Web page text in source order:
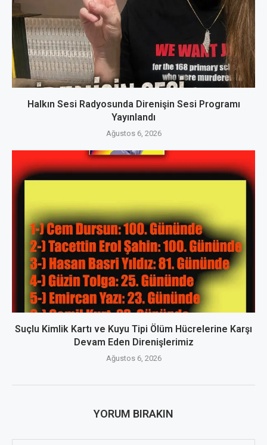
Halkın Sesi Radyosunda Direnişin Sesi Programı
Yayınlandı
Ağustos 6, 2026
Suçlu Kimlik Kartı ve Kuyu Tipi Ölüm Hücrelerine Karşı
Devam Eden Direnişlerimiz
Ağustos 6, 2026
YORUM BIRAKIN